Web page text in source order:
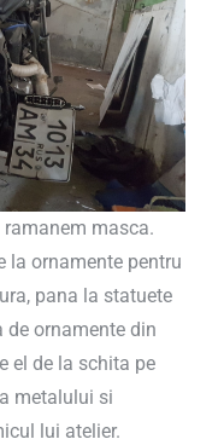
masca.
la ornamente pentru
pana la statuete
de ornamente din
el de la schita pe
metalului si
lui atelier.